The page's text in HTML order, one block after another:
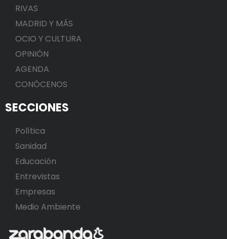
RIVAS
MADRID Y MÁS
OCIO Y CULTURA
OPINIÓN
AGENDA
CONÓCENOS
SECCIONES
Política
Sanidad
Educación
Entrevistas
Empresas
Medio Ambiente